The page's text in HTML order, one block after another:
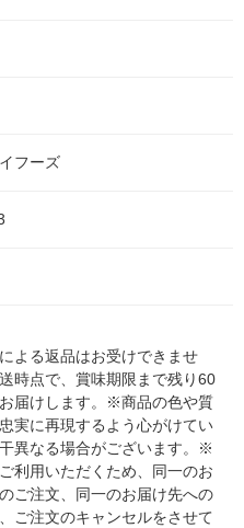
フーズ
よる返品はお受けできませ
時点で、賞味期限まで残り60
届けします。※商品の色や質
実に再現するよう心がけてい
異なる場合がございます。※
利用いただくため、同一のお
ご注文、同一のお届け先への
ご注文のキャンセルをさせて